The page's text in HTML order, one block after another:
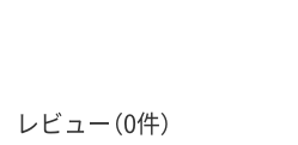
レビュー（0件）